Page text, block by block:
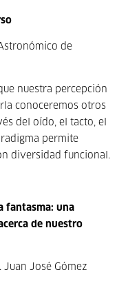
de
nuestra percepción
conoceremos otros
del oído, el tacto, el
permite
diversidad funcional.
fantasma: una
de nuestro
Juan José Gómez